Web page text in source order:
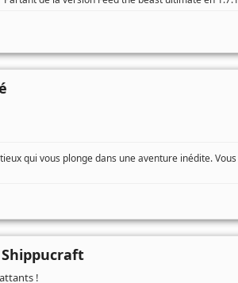
qui vous plonge dans une aventure inédite. Vous
!